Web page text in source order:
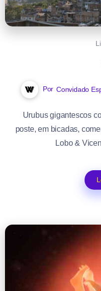
Por Convidado
Urubus gigantescos
poste, em bicadas,
Lobo &